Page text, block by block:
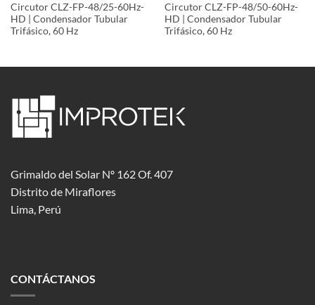
Circutor CLZ-FP-48/25-60Hz-
HD | Condensador Tubular
Trifásico, 60 Hz
Circutor CLZ-FP-48/50-60Hz-
HD | Condensador Tubular
Trifásico, 60 Hz
Grimaldo del Solar Nº 162 Of. 407
Distrito de Miraflores
Lima, Perú
CONTÁCTANOS